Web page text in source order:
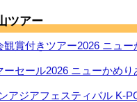
ツアー
観賞付きツアー2026 ニュ
ーセール2026 ニューかめ
アジアフェスティバル K-